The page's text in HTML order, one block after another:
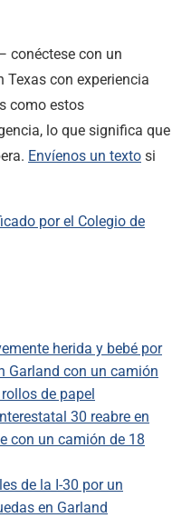
conéctese con un
Texas con experiencia
como estos
lo que significa que
Envíenos un texto si
por el Colegio de
herida y bebé por
Garland con un camión
de papel
30 reabre en
con un camión de 18
de la I-30 por un
en Garland